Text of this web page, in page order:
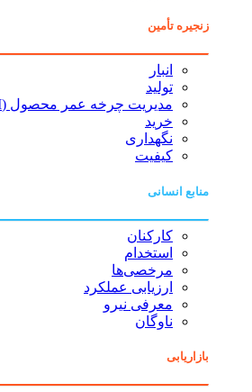
زنجیره تأمین
انبار
تولید
مدیریت چرخه عمر محصول (PLM)
خرید
نگهداری
کیفیت
منابع انسانی
کارکنان
استخدام
مرخصی‌ها
ارزیابی عملکرد
معرفی نیرو
ناوگان
بازاریابی